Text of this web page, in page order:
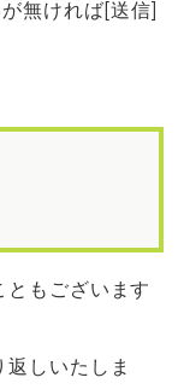
無ければ[送信]
もございます
しいたしま